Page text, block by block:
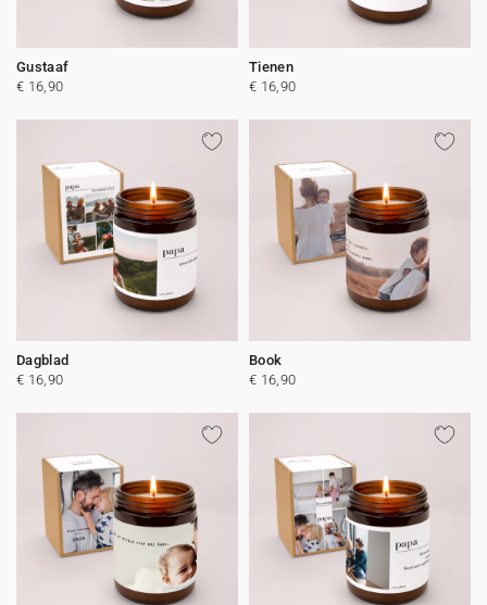
Gustaaf
€ 16,90
Tienen
€ 16,90
Dagblad
€ 16,90
Book
€ 16,90